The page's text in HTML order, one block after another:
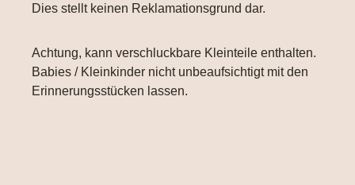
Dies stellt keinen Reklamationsgrund dar.
Achtung, kann verschluckbare Kleinteile enthalten.
Babies / Kleinkinder nicht unbeaufsichtigt mit den
Erinnerungsstücken lassen.